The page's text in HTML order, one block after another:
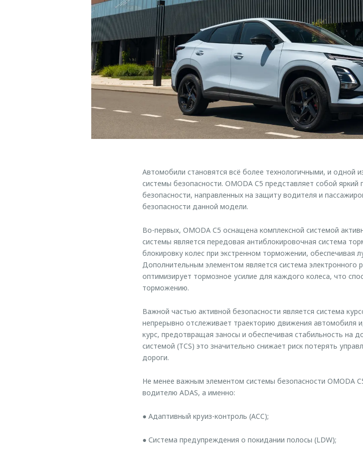
Автомобили становятся всё более технологичными, и одной
системы безопасности. OMODA C5 представляет собой
безопасности, направленных на защиту водителя и
безопасности данной модели.
Во-первых, OMODA C5 оснащена комплексной системой
системы является передовая антиблокировочная система
блокировку колес при экстренном торможении, обеспечивая
Дополнительным элементом является система электронного
оптимизирует тормозное усилие для каждого колеса, что
торможению.
Важной частью активной безопасности является система
непрерывно отслеживает траекторию движения автомобиля
курс, предотвращая заносы и обеспечивая стабильность на
системой (TCS) это значительно снижает риск потерять
дороги.
Не менее важным элементом системы безопасности OMODA
водителю ADAS, а именно:
● Адаптивный круиз-контроль (ACC);
● Система предупреждения о покидании полосы (LDW);